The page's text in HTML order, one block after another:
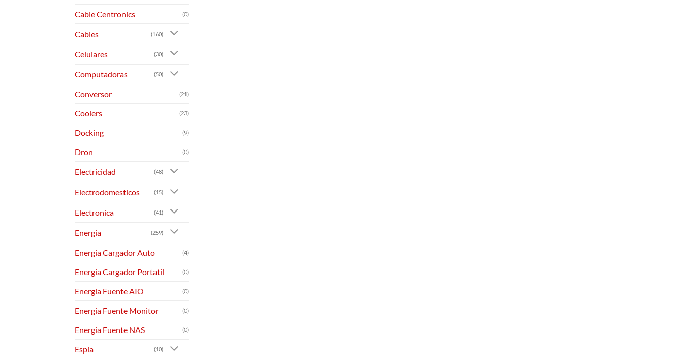
Cable Centronics (0)
Cables (160)
Celulares (30)
Computadoras (50)
Conversor (21)
Coolers (23)
Docking (9)
Dron (0)
Electricidad (48)
Electrodomesticos (15)
Electronica (41)
Energia (259)
Energia Cargador Auto (4)
Energia Cargador Portatil (0)
Energia Fuente AIO (0)
Energia Fuente Monitor (0)
Energia Fuente NAS (0)
Espia (10)